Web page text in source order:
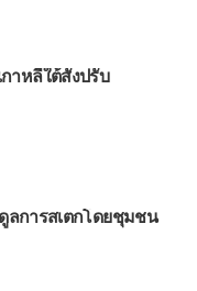
าหลีใต้สั่งปรับ
ลการสเตกโดยชุมชน